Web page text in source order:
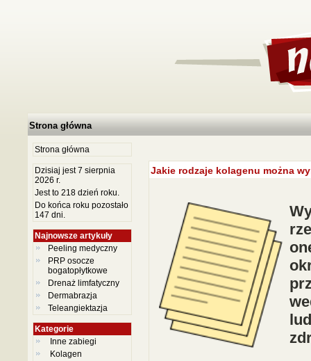
Strona główna
Strona główna
Dzisiaj jest 7 sierpnia
2026 r.
Jest to 218 dzień roku.
Do końca roku pozostało
147 dni.
Najnowsze artykuły
Peeling medyczny
PRP osocze
bogatopłytkowe
Drenaż limfatyczny
Dermabrazja
Teleangiektazja
Kategorie
Inne zabiegi
Kolagen
Jakie rodzaje kolagenu można